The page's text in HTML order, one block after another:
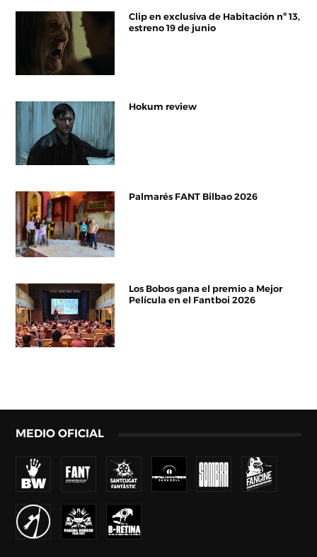
Clip en exclusiva de Habitación nº 13,
estreno 19 de junio
Hokum review
Palmarés FANT Bilbao 2026
Los Bobos gana el premio a Mejor
Película en el Fantboi 2026
MEDIO OFICIAL